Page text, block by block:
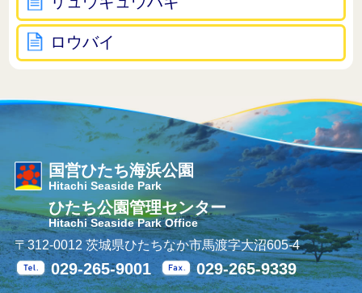
ロウバイ
国営ひたち海浜公園
Hitachi Seaside Park
ひたち公園管理センター
Hitachi Seaside Park Office
〒312-0012 茨城県ひたちなか市馬渡字大沼605-4
Tel.
029-265-9001 Fax.
029-265-9339